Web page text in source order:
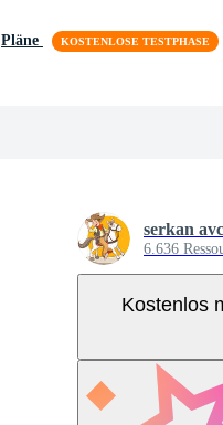
Pläne
serkan
6.636
Kostenlos